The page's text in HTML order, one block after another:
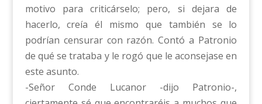
motivo para criticárselo; pero, si dejara de
hacerlo, creía él mismo que también se lo
podrían censurar con razón. Contó a Patronio
de qué se trataba y le rogó que le aconsejase en
este asunto.
-Señor Conde Lucanor -dijo Patronio-,